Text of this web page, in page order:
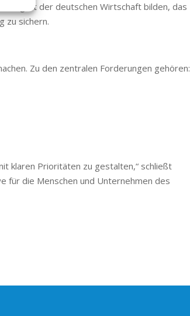
der deutschen Wirtschaft bilden, das
zu sichern.
Zu den zentralen Forderungen gehören:
klaren Prioritäten zu gestalten,“ schließt
für die Menschen und Unternehmen des